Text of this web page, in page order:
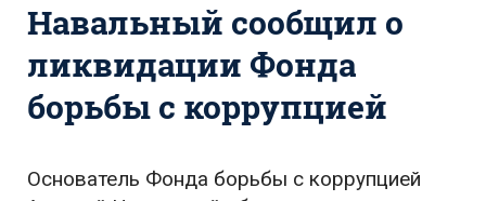
Ремонт Обводного шоссе
Набережная Тольятти
Неделя Тольятти
Навальный сообщил о
ликвидации Фонда
борьбы с коррупцией
Основатель Фонда борьбы с коррупцией